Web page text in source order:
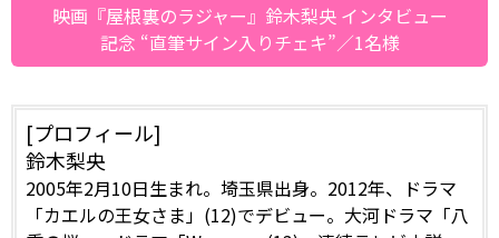
映画『屋根裏のラジャー』鈴木梨央 インタビュー
記念 “直筆サイン入りチェキ”／1名様
[プロフィール]
鈴木梨央
2005年2月10日生まれ。埼玉県出身。2012年、ドラマ
「カエルの王女さま」(12)でデビュー。大河ドラマ「八